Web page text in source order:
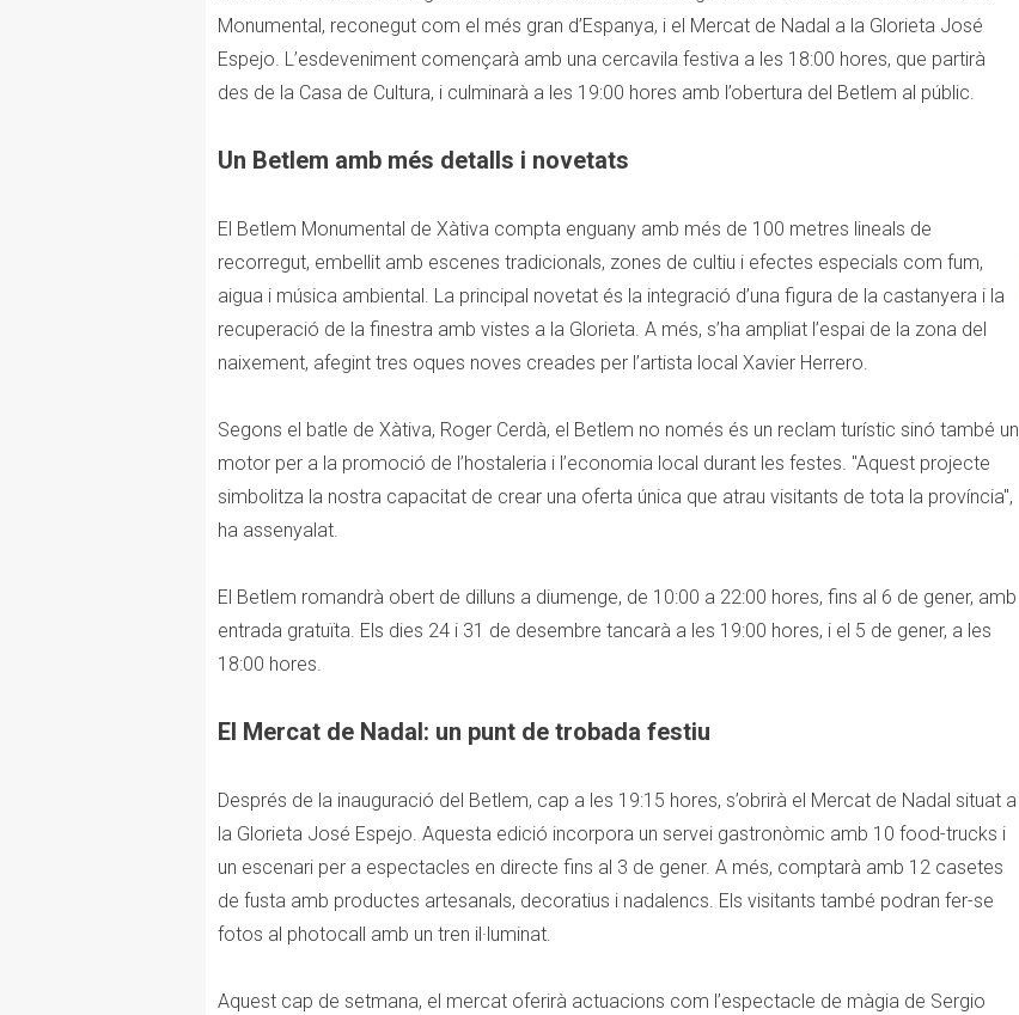
Monumental, reconegut com el més gran d’Espanya, i el Mercat de Nadal a la Glorieta José
Espejo. L’esdeveniment començarà amb una cercavila festiva a les 18:00 hores, que partirà
des de la Casa de Cultura, i culminarà a les 19:00 hores amb l’obertura del Betlem al públic.
Un Betlem amb més detalls i novetats
El Betlem Monumental de Xàtiva compta enguany amb més de 100 metres lineals de
recorregut, embellit amb escenes tradicionals, zones de cultiu i efectes especials com fum,
aigua i música ambiental. La principal novetat és la integració d’una figura de la castanyera i la
recuperació de la finestra amb vistes a la Glorieta. A més, s’ha ampliat l’espai de la zona del
naixement, afegint tres oques noves creades per l’artista local Xavier Herrero.
Segons el batle de Xàtiva, Roger Cerdà, el Betlem no només és un reclam turístic sinó també un
motor per a la promoció de l’hostaleria i l’economia local durant les festes. "Aquest projecte
simbolitza la nostra capacitat de crear una oferta única que atrau visitants de tota la província",
ha assenyalat.
El Betlem romandrà obert de dilluns a diumenge, de 10:00 a 22:00 hores, fins al 6 de gener, amb
entrada gratuïta. Els dies 24 i 31 de desembre tancarà a les 19:00 hores, i el 5 de gener, a les
18:00 hores.
El Mercat de Nadal: un punt de trobada festiu
Després de la inauguració del Betlem, cap a les 19:15 hores, s’obrirà el Mercat de Nadal situat a
la Glorieta José Espejo. Aquesta edició incorpora un servei gastronòmic amb 10 food-trucks i
un escenari per a espectacles en directe fins al 3 de gener. A més, comptarà amb 12 casetes
de fusta amb productes artesanals, decoratius i nadalencs. Els visitants també podran fer-se
fotos al photocall amb un tren il·luminat.
Aquest cap de setmana, el mercat oferirà actuacions com l’espectacle de màgia de Sergio